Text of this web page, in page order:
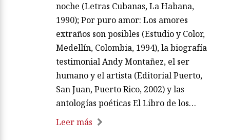
noche (Letras Cubanas, La Habana,
1990); Por puro amor: Los amores
extraños son posibles (Estudio y Color,
Medellín, Colombia, 1994), la biografía
testimonial Andy Montañez, el ser
humano y el artista (Editorial Puerto,
San Juan, Puerto Rico, 2002) y las
antologías poéticas El Libro de los…
Leer más